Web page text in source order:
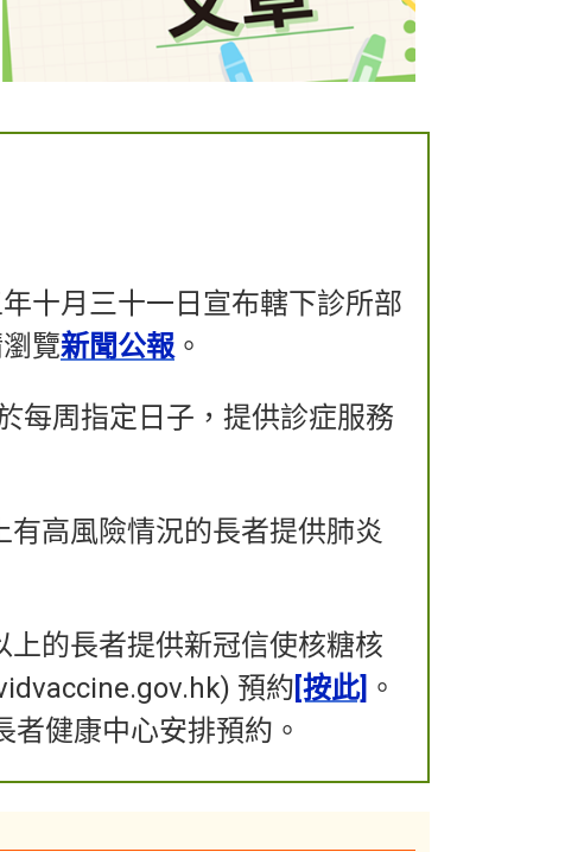
十月三十一日宣布轄下診所部
覽新聞公報 。
每周指定日子，提供診症服務
高風險情況的長者提供肺炎
的長者提供新冠信使核糖核
預約[按此] 。
健康中心安排預約。